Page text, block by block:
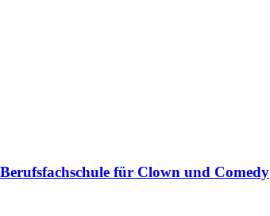
für Clown und Comedy